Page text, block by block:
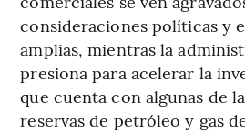
consideraciones políticas y
amplias, mientras la
presiona para acelerar la
que cuenta con algunas de
reservas de petróleo y gas